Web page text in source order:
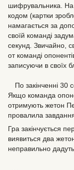
шифрувальника. На
кодом (картки
намагається за
своїй команді
секунд. Звичайно,
от команді
записуючи в своїх
По закінченні 30
Якщо команда
отримують жетон
провалила
Гра закінчується
виявиться два
неправильно дадуть